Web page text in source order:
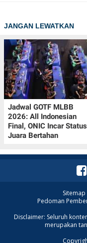
JANGAN LEWATKAN
Jadwal GOTF MLBB
2026: All Indonesian
Final, ONIC Incar Status
Juara Bertahan
Sitemap
Pedoman
Disclaimer: Seluruh
merupakan